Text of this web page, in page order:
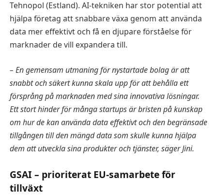
Tehnopol (Estland). AI-tekniken har stor potential att
hjälpa företag att snabbare växa genom att använda
data mer effektivt och få en djupare förståelse för
marknader de vill expandera till.
– En gemensam utmaning för nystartade bolag är att
snabbt och säkert kunna skala upp för att behålla ett
försprång på marknaden med sina innovativa lösningar.
Ett stort hinder för många startups är bristen på kunskap
om hur de kan använda data effektivt och den begränsade
tillgången till den mängd data som skulle kunna hjälpa
dem att utveckla sina produkter och tjänster, säger Jini.
GSAI – prioriterat EU-samarbete för
tillväxt